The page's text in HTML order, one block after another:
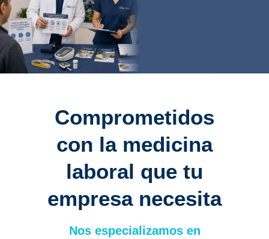
Comprometidos
con la medicina
laboral que tu
empresa necesita
Nos especializamos en